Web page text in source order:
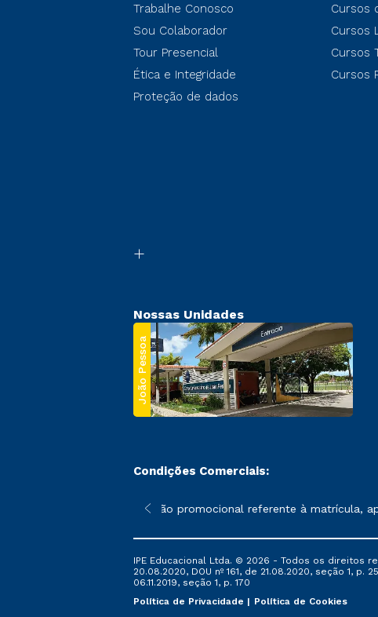
Trabalhe Conosco
Sou Colaborador
Tour Presencial
Ética e Integridade
Proteção de dados
Cursos
Cursos
Cursos
Cursos
Nossas Unidades
João Pessoa
Condições Comerciais:
sofrer alterações nos períodos de rematrícula conforme
*A condição promocional referente à matrícula,
IPE Educacional Ltda. © 2026 - Todos os direitos
20.08.2020, DOU nº 161, de 21.08.2020, seção 1, p.
06.11.2019, seção 1, p. 170
Política de Privacidade
Política de Cookies